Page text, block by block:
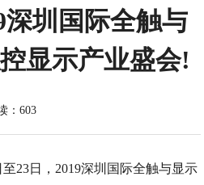
深圳国际全触与
显示产业盛会!
：603
23日，2019深圳国际全触与显示